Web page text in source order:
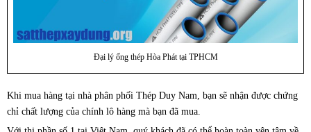
Đại lý ống thép Hòa Phát tại TPHCM
Khi mua hàng tại nhà phân phối Thép Duy Nam, bạn sẽ nhận được chứng
chỉ chất lượng của chính lô hàng mà bạn đã mua.